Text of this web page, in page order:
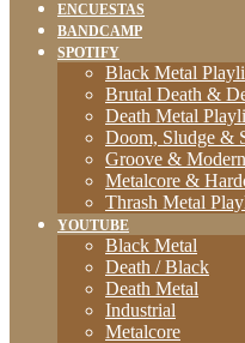
ENCUESTAS
BANDCAMP
SPOTIFY
Black Metal
Brutal Death &
Death Metal
Doom, Sludge &
Groove &
Metalcore &
Thrash Metal
YOUTUBE
Black Metal
Death / Black
Death Metal
Industrial
Metalcore